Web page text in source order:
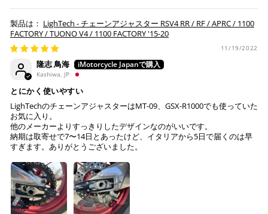
LighTech - チェーンアジャスター RSV4 RR / RF / APRC / 1100
FACTORY / TUONO V4 / 1100 FACTORY '15-20
11/19/2022
隆志 鳥海
Kashiwa, JP
とにかく使いやすい
LighTechのチェーンアジャスターはMT-09、GSX-R1000でも使っていた
お気に入り。
他のメーカーよりすっきりしたデザインなのがいいです。
納期は取寄せで7〜14日とあったけど、イタリアから5日で届くのは早
すぎます。ありがとうございました。